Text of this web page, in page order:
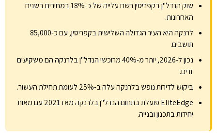
שוק הנדל"ן בקפריסין רשם עלייה של כ-18% במחירים בשנים
האחרונות.
לרנקה היא העיר הגדולה השלישית בקפריסין, עם כ-85,000
תושבים.
נכון ל-2026, יותר מ-40% מרוכשי הנדל"ן בלרנקה הם משקיעים
זרים.
ביקוש לדירות נופש בלרנקה עלה ב-25% לעומת תחילת העשור.
EliteEdge פועלת בתחום הנדל"ן בלרנקה מאז 2021 עם מאות
יחידות בתכנון ובנייה.